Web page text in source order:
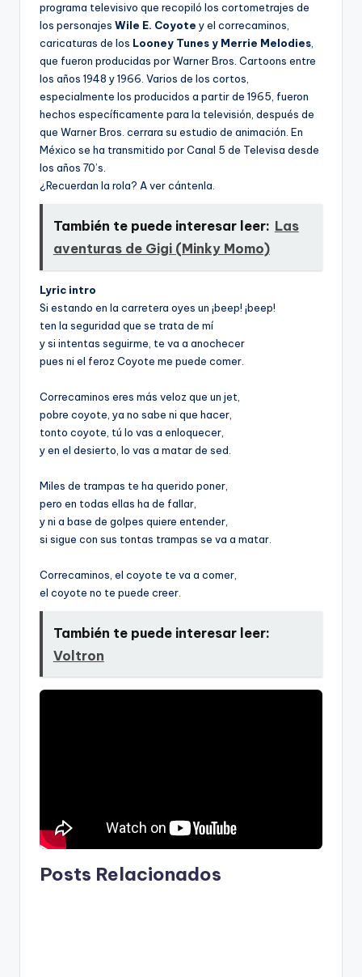
programa televisivo que recopiló los cortometrajes de
los personajes Wile E. Coyote y el correcaminos,
caricaturas de los Looney Tunes y Merrie Melodies,
que fueron producidas por Warner Bros. Cartoons entre
los años 1948 y 1966. Varios de los cortos,
especialmente los producidos a partir de 1965, fueron
hechos específicamente para la televisión, después de
que Warner Bros. cerrara su estudio de animación. En
México se ha transmitido por Canal 5 de Televisa desde
los años 70’s.
¿Recuerdan la rola? A ver cántenla.
También te puede interesar leer: Las
aventuras de Gigi (Minky Momo)
Lyric intro
Si estando en la carretera oyes un ¡beep! ¡beep!
ten la seguridad que se trata de mí­
y si intentas seguirme, te va a anochecer
pues ni el feroz Coyote me puede comer.
Correcaminos eres más veloz que un jet,
pobre coyote, ya no sabe ni que hacer,
tonto coyote, tú lo vas a enloquecer,
y en el desierto, lo vas a matar de sed.
Miles de trampas te ha querido poner,
pero en todas ellas ha de fallar,
y ni a base de golpes quiere entender,
si sigue con sus tontas trampas se va a matar.
Correcaminos, el coyote te va a comer,
el coyote no te puede creer.
También te puede interesar leer:
Voltron
Posts Relacionados